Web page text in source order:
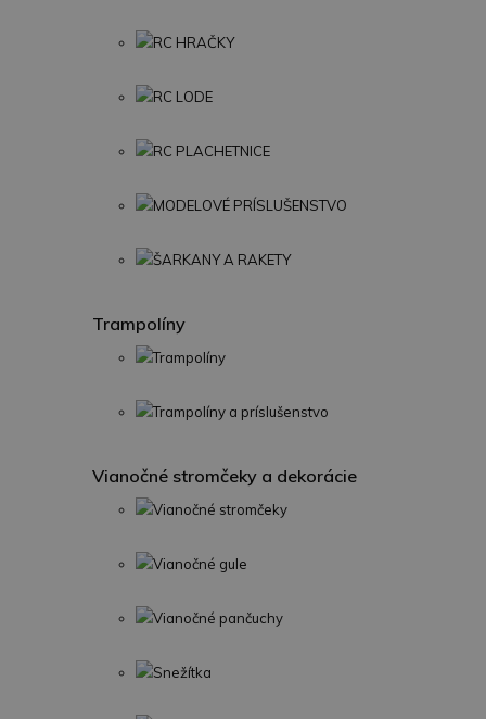
RC HRAČKY
RC LODE
RC PLACHETNICE
MODELOVÉ PRÍSLUŠENSTVO
ŠARKANY A RAKETY
Trampolíny
Trampolíny
Trampolíny a príslušenstvo
Vianočné stromčeky a dekorácie
Vianočné stromčeky
Vianočné gule
Vianočné pančuchy
Snežítka